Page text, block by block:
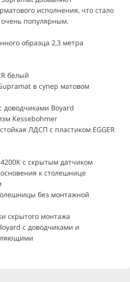
исполнения, что стало
популярным.
образца 2,3 метра
белый
в супер матовом
доводчиками Boyard
Kessebohmer
ЛДСП с пластиком EGGER
с скрытым датчиком
к столешнице
без монтажной
скрытого монтажа
с доводчиками и